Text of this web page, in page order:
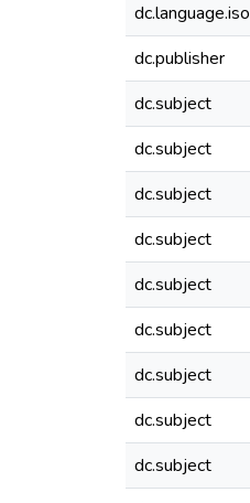
dc.language.iso
dc.publisher
dc.subject
dc.subject
dc.subject
dc.subject
dc.subject
dc.subject
dc.subject
dc.subject
dc.subject